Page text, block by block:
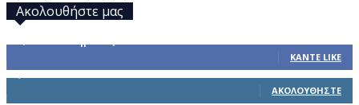
Ακολουθήστε μας
ΚΆΝΤΕ LIKE
ΑΚΟΛΟΥΘΉΣΤΕ